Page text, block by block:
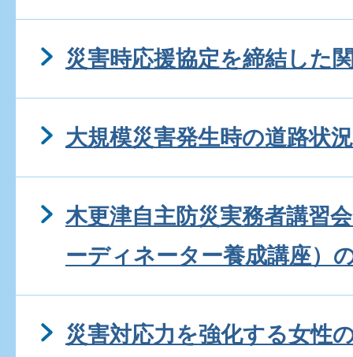
災害時応援協定を締結した
大規模災害発生時の道路状
木更津自主防災実務者講習
ーディネーター養成講座）
災害対応力を強化する女性